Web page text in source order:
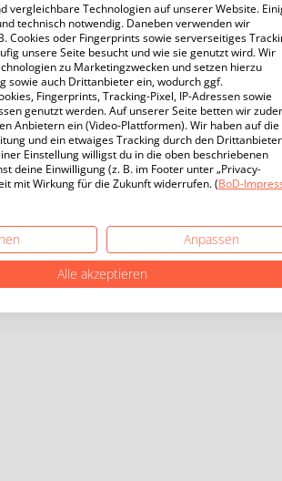
vergleichbare Technologien auf unserer Website.
technisch notwendig. Daneben verwenden wir
Cookies oder Fingerprints sowie serverseitiges
unsere Seite besucht und wie sie genutzt wird. Wir
zu Marketingzwecken und setzen hierzu
sowie auch Drittanbieter ein, wodurch ggf.
Fingerprints, Tracking-Pixel, IP-Adressen sowie
genutzt werden. Auf unserer Seite betten wir
Anbietern ein (Video-Plattformen). Wir haben auf die
und ein etwaiges Tracking durch den Drittanbieter
Einstellung willigst du in die oben beschriebenen
deine Einwilligung (z. B. im Footer unter „Privacy-
mit Wirkung für die Zukunft widerrufen. (BoD-
Anpassen
Alle akzeptieren